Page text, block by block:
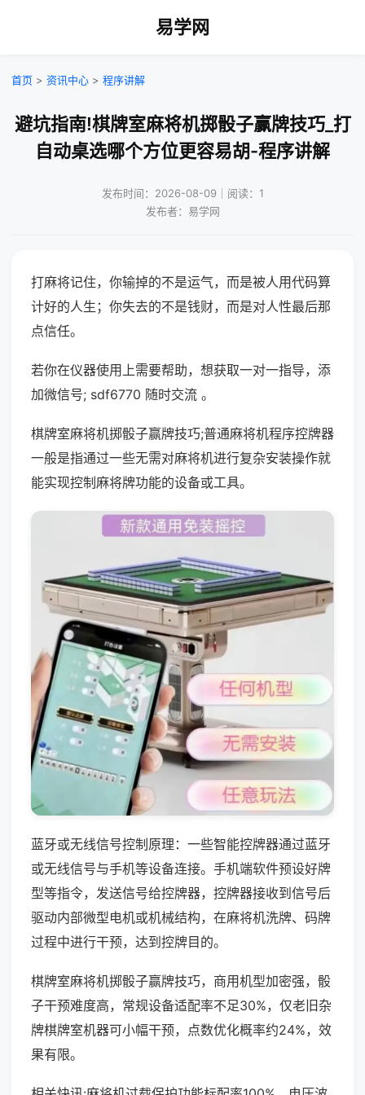
易学网
首页 > 资讯中心 > 程序讲解
避坑指南!棋牌室麻将机掷骰子赢牌技巧_打
自动桌选哪个方位更容易胡-程序讲解
发布时间：2026-08-09｜阅读：1
发布者：易学网
打麻将记住，你输掉的不是运气，而是被人用代码算
计好的人生；你失去的不是钱财，而是对人性最后那
点信任。
若你在仪器使用上需要帮助，想获取一对一指导，添
加微信号; sdf6770 随时交流 。
棋牌室麻将机掷骰子赢牌技巧;普通麻将机程序控牌器
一般是指通过一些无需对麻将机进行复杂安装操作就
能实现控制麻将牌功能的设备或工具。
蓝牙或无线信号控制原理：一些智能控牌器通过蓝牙
或无线信号与手机等设备连接。手机端软件预设好牌
型等指令，发送信号给控牌器，控牌器接收到信号后
驱动内部微型电机或机械结构，在麻将机洗牌、码牌
过程中进行干预，达到控牌目的。
棋牌室麻将机掷骰子赢牌技巧，商用机型加密强，骰
子干预难度高，常规设备适配率不足30%，仅老旧杂
牌棋牌室机器可小幅干预，点数优化概率约24%，效
果有限。